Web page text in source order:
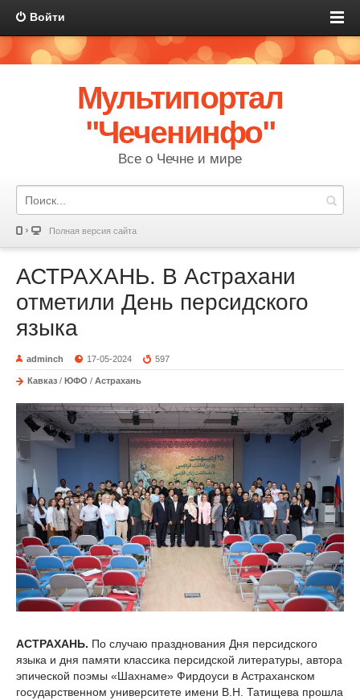
Войти
Мультипортал
"Чеченинфо"
Все о Чечне и мире
Полная версия сайта
АСТРАХАНЬ. В Астрахани
отметили День персидского
языка
adminch 17-05-2024 597
Кавказ / ЮФО / Астрахань
АСТРАХАНЬ. По случаю празднования Дня персидского
языка и дня памяти классика персидской литературы, автора
эпической поэмы «Шахнаме» Фирдоуси в Астраханском
государственном университете имени В.Н. Татищева прошла